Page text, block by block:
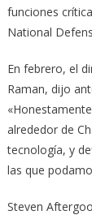
funciones
National
En febrero, el
Raman, dijo
alrededor de
tecnología, y
las que
Steven